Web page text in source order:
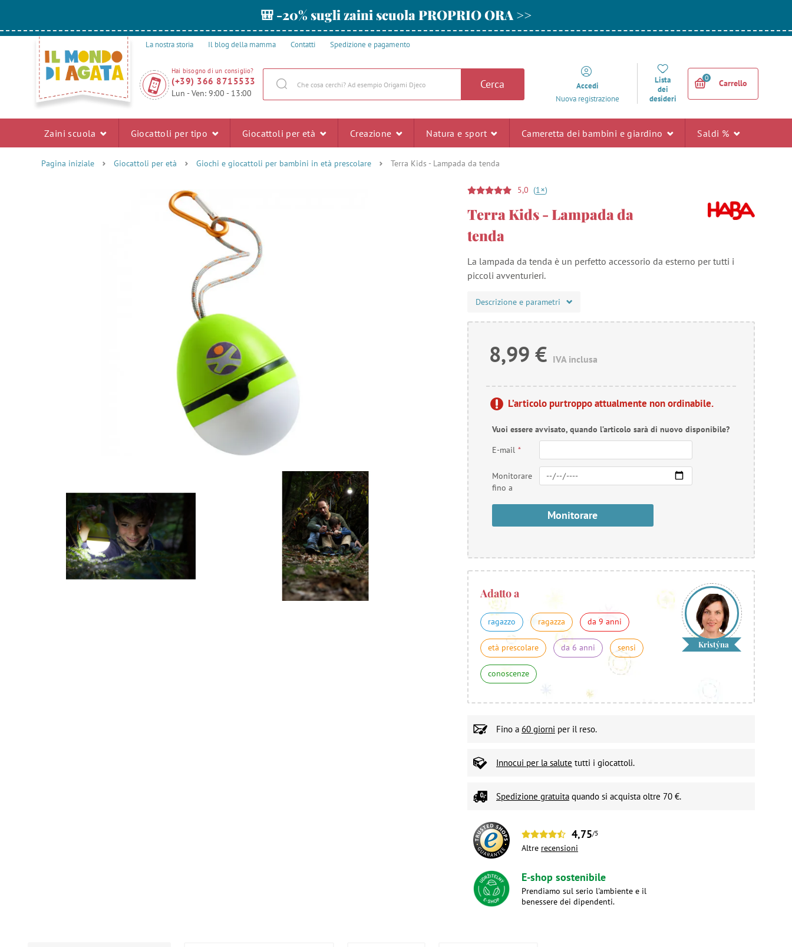
🎒 -20% sugli zaini scuola PROPRIO ORA >>
La nostra storia Il blog della mamma Contatti Spedizione e pagamento
Hai bisogno di un consiglio?
(+39) 366 8715533
Lun - Ven: 9:00 - 13:00
Cerca
Accedi
Nuova registrazione
Lista
dei
desideri
0
Carrello
Zaini scuola Giocattoli per tipo Giocattoli per età Creazione Natura e sport Cameretta dei bambini e giardino Saldi %
Pagina iniziale Giocattoli per età Giochi e giocattoli per bambini in età prescolare Terra Kids - Lampada da tenda
5,0 (1+)
Terra Kids - Lampada da
tenda
La lampada da tenda è un perfetto accessorio da esterno per tutti i
piccoli avventurieri.
Descrizione e parametri
8,99 € IVA inclusa
L’articolo purtroppo attualmente non ordinabile.
Vuoi essere avvisato, quando l’articolo sarà di nuovo disponibile?
E-mail *
Monitorare
fino a
Monitorare
Adatto a
ragazzo ragazza da 9 anni
età prescolare da 6 anni sensi
conoscenze
Kristýna
Fino a 60 giorni per il reso.
Innocui per la salute tutti i giocattoli.
Spedizione gratuita quando si acquista oltre 70 €.
4,75/5
Altre recensioni
E-shop sostenibile
Prendiamo sul serio l'ambiente e il
benessere dei dipendenti.